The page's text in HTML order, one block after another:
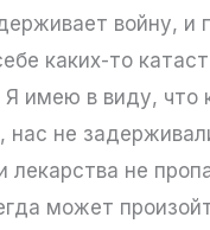
войну, и
каких-то
Я имею в виду, что
нас не
лекарства не
может